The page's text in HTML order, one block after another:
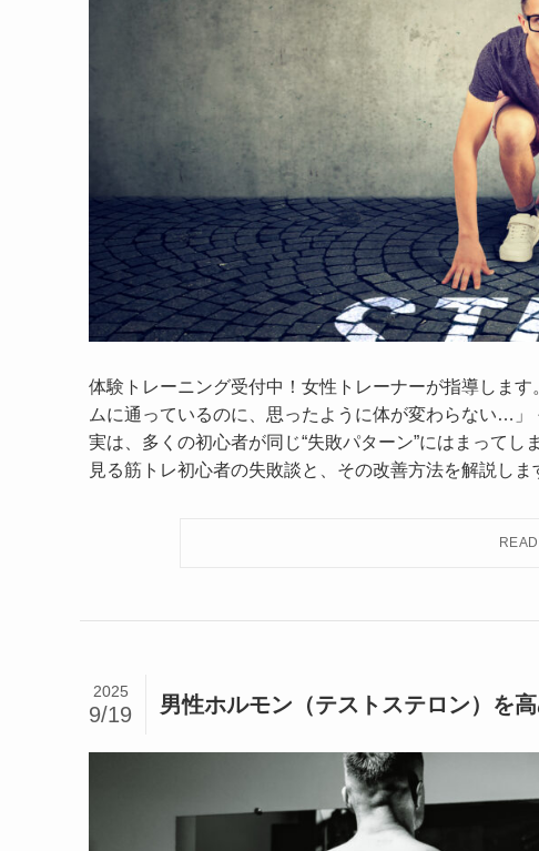
体験トレーニング受付中！女性トレーナーが指導しま
ムに通っているのに、思ったように体が変わらない…」
実は、多くの初心者が同じ“失敗パターン”にはまって
見る筋トレ初心者の失敗談と、その改善方法を解説しま
男性ホルモン（テストステロン）を
2025
9/19